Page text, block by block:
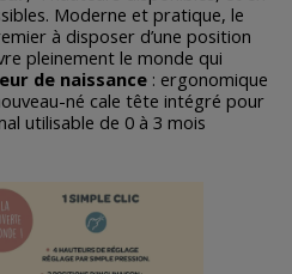
Moderne et pratique, le
à disposer d’une position
pleinement le monde qui
de naissance : ergonomique
né cale tête intégré pour
utilisable de 0 à 3 mois